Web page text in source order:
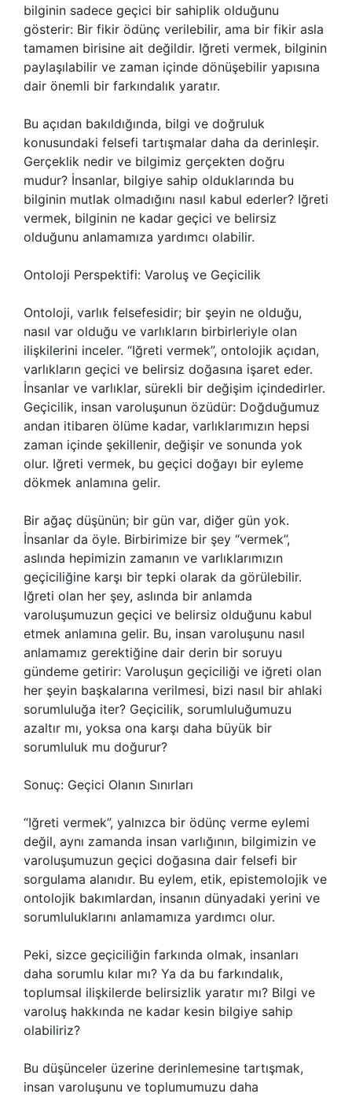
bilginin sadece geçici bir sahiplik olduğunu
gösterir: Bir fikir ödünç verilebilir, ama bir fikir asla
tamamen birisine ait değildir. Iğreti vermek, bilginin
paylaşılabilir ve zaman içinde dönüşebilir yapısına
dair önemli bir farkındalık yaratır.
Bu açıdan bakıldığında, bilgi ve doğruluk
konusundaki felsefi tartışmalar daha da derinleşir.
Gerçeklik nedir ve bilgimiz gerçekten doğru
mudur? İnsanlar, bilgiye sahip olduklarında bu
bilginin mutlak olmadığını nasıl kabul ederler? Iğreti
vermek, bilginin ne kadar geçici ve belirsiz
olduğunu anlamamıza yardımcı olabilir.
Ontoloji Perspektifi: Varoluş ve Geçicilik
Ontoloji, varlık felsefesidir; bir şeyin ne olduğu,
nasıl var olduğu ve varlıkların birbirleriyle olan
ilişkilerini inceler. “Iğreti vermek”, ontolojik açıdan,
varlıkların geçici ve belirsiz doğasına işaret eder.
İnsanlar ve varlıklar, sürekli bir değişim içindedirler.
Geçicilik, insan varoluşunun özüdür: Doğduğumuz
andan itibaren ölüme kadar, varlıklarımızın hepsi
zaman içinde şekillenir, değişir ve sonunda yok
olur. Iğreti vermek, bu geçici doğayı bir eyleme
dökmek anlamına gelir.
Bir ağaç düşünün; bir gün var, diğer gün yok.
İnsanlar da öyle. Birbirimize bir şey “vermek”,
aslında hepimizin zamanın ve varlıklarımızın
geçiciliğine karşı bir tepki olarak da görülebilir.
Iğreti olan her şey, aslında bir anlamda
varoluşumuzun geçici ve belirsiz olduğunu kabul
etmek anlamına gelir. Bu, insan varoluşunu nasıl
anlamamız gerektiğine dair derin bir soruyu
gündeme getirir: Varoluşun geçiciliği ve iğreti olan
her şeyin başkalarına verilmesi, bizi nasıl bir ahlaki
sorumluluğa iter? Geçicilik, sorumluluğumuzu
azaltır mı, yoksa ona karşı daha büyük bir
sorumluluk mu doğurur?
Sonuç: Geçici Olanın Sınırları
“Iğreti vermek”, yalnızca bir ödünç verme eylemi
değil, aynı zamanda insan varlığının, bilgimizin ve
varoluşumuzun geçici doğasına dair felsefi bir
sorgulama alanıdır. Bu eylem, etik, epistemolojik ve
ontolojik bakımlardan, insanın dünyadaki yerini ve
sorumluluklarını anlamamıza yardımcı olur.
Peki, sizce geçiciliğin farkında olmak, insanları
daha sorumlu kılar mı? Ya da bu farkındalık,
toplumsal ilişkilerde belirsizlik yaratır mı? Bilgi ve
varoluş hakkında ne kadar kesin bilgiye sahip
olabiliriz?
Bu düşünceler üzerine derinlemesine tartışmak,
insan varoluşunu ve toplumumuzu daha